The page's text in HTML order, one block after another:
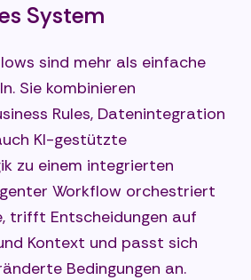
System
sind mehr als einfache
Sie kombinieren
Rules, Datenintegration
KI-gestützte
zu einem integrierten
Workflow orchestriert
trifft Entscheidungen auf
Kontext und passt sich
Bedingungen an.